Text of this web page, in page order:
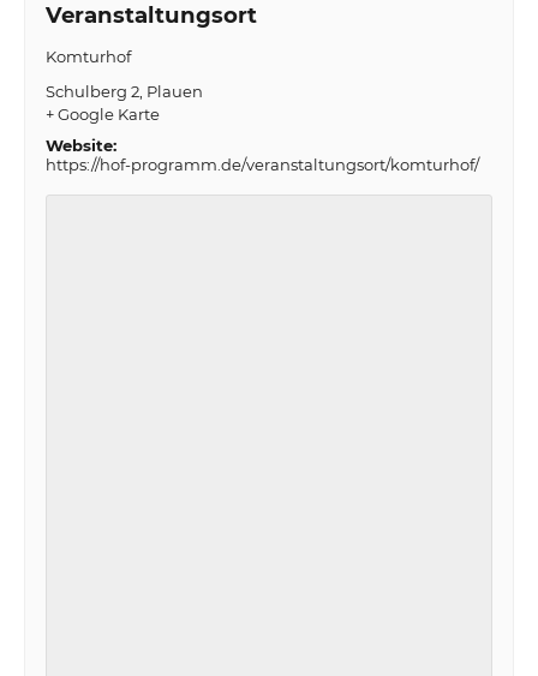
Veranstaltungsort
Komturhof
Schulberg 2 Plauen
+ Google Karte
Website:
https://hof-programm.de/veranstaltungsort/komturhof/